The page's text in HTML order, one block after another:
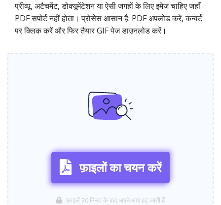
प्रीव्यू, अटैचमेंट, डोक्यूमेंटेशन या ऐसी जगहों के लिए इमेज चाहिए जहाँ
PDF सपोर्ट नहीं होता। प्रोसेस आसान है: PDF अपलोड करें, कन्वर्ट
पर क्लिक करें और फिर तैयार GIF पेज डाउनलोड करें।
फ़ाइलों का चयन करें
फ़ाइलें 30 मिनट के बाद अपने आप हट जाती हैं